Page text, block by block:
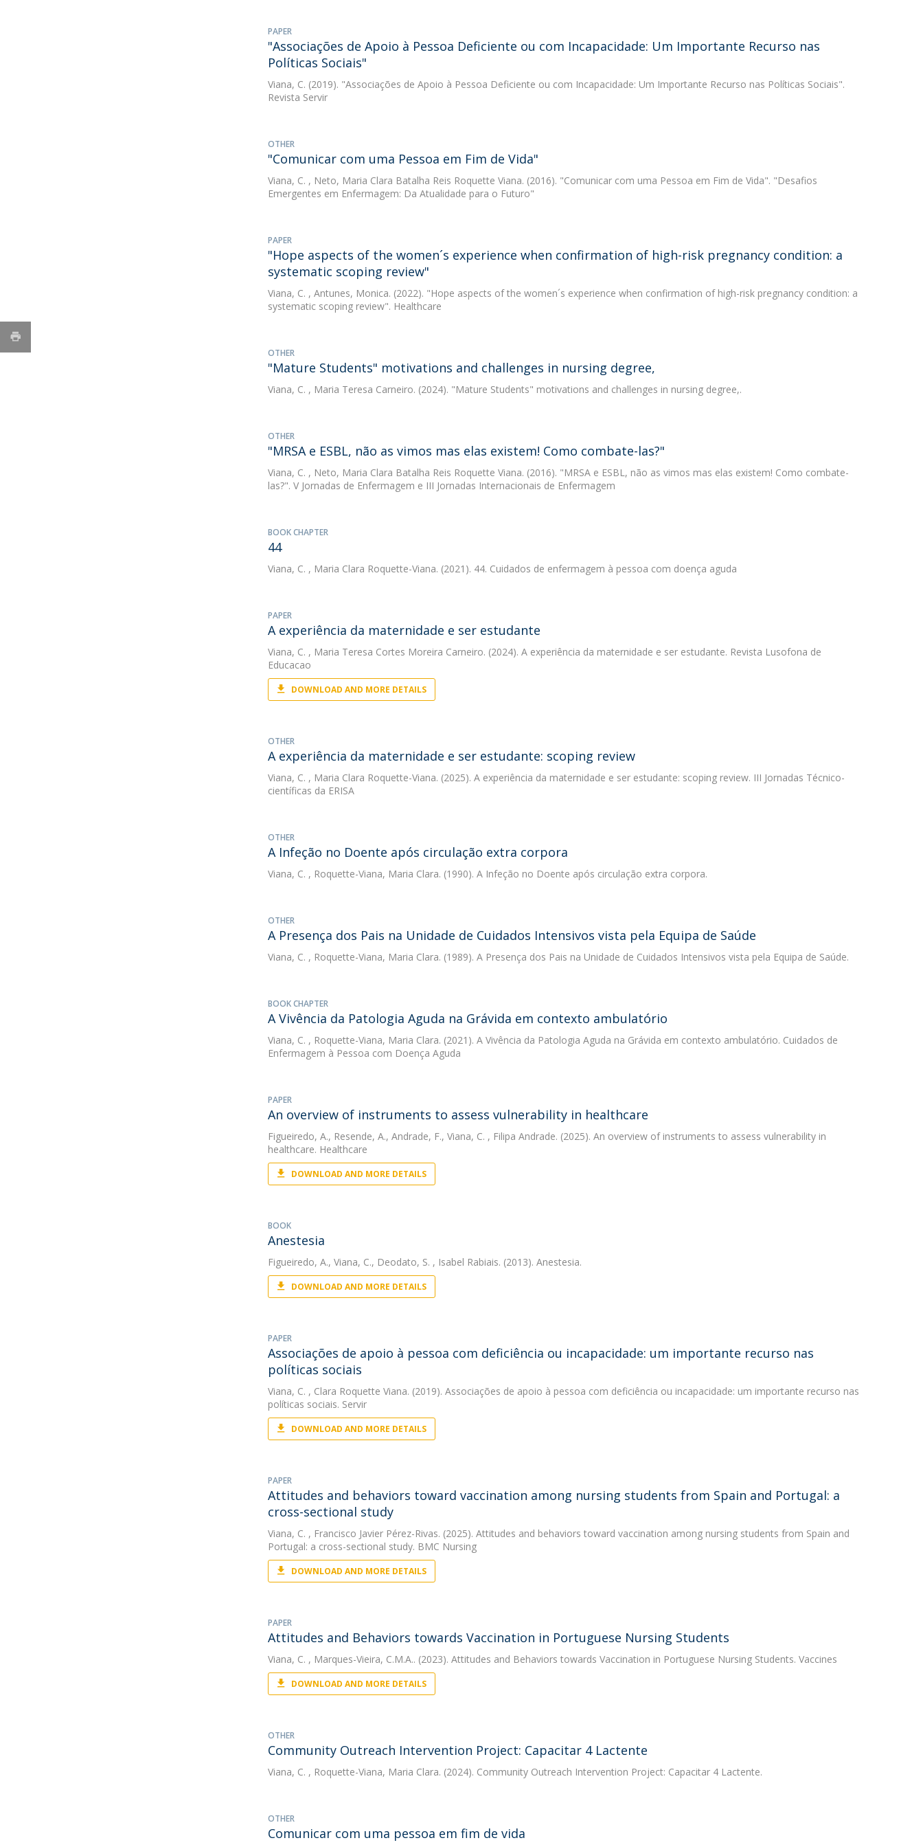
PAPER
"Associações de Apoio à Pessoa Deficiente ou com Incapacidade: Um Importante Recurso nas
Políticas Sociais"
Viana, C. (2019). "Associações de Apoio à Pessoa Deficiente ou com Incapacidade: Um Importante Recurso nas Políticas Sociais".
Revista Servir
OTHER
"Comunicar com uma Pessoa em Fim de Vida"
Viana, C. , Neto, Maria Clara Batalha Reis Roquette Viana. (2016). "Comunicar com uma Pessoa em Fim de Vida". "Desafios
Emergentes em Enfermagem: Da Atualidade para o Futuro"
PAPER
"Hope aspects of the women´s experience when confirmation of high-risk pregnancy condition: a
systematic scoping review"
Viana, C. , Antunes, Monica. (2022). "Hope aspects of the women´s experience when confirmation of high-risk pregnancy condition: a
systematic scoping review". Healthcare
OTHER
"Mature Students" motivations and challenges in nursing degree,
Viana, C. , Maria Teresa Carneiro. (2024). "Mature Students" motivations and challenges in nursing degree,.
OTHER
"MRSA e ESBL, não as vimos mas elas existem! Como combate-las?"
Viana, C. , Neto, Maria Clara Batalha Reis Roquette Viana. (2016). "MRSA e ESBL, não as vimos mas elas existem! Como combate-
las?". V Jornadas de Enfermagem e III Jornadas Internacionais de Enfermagem
BOOK CHAPTER
44
Viana, C. , Maria Clara Roquette-Viana. (2021). 44. Cuidados de enfermagem à pessoa com doença aguda
PAPER
A experiência da maternidade e ser estudante
Viana, C. , Maria Teresa Cortes Moreira Carneiro. (2024). A experiência da maternidade e ser estudante. Revista Lusofona de
Educacao
DOWNLOAD AND MORE DETAILS
OTHER
A experiência da maternidade e ser estudante: scoping review
Viana, C. , Maria Clara Roquette-Viana. (2025). A experiência da maternidade e ser estudante: scoping review. III Jornadas Técnico-
científicas da ERISA
OTHER
A Infeção no Doente após circulação extra corpora
Viana, C. , Roquette-Viana, Maria Clara. (1990). A Infeção no Doente após circulação extra corpora.
OTHER
A Presença dos Pais na Unidade de Cuidados Intensivos vista pela Equipa de Saúde
Viana, C. , Roquette-Viana, Maria Clara. (1989). A Presença dos Pais na Unidade de Cuidados Intensivos vista pela Equipa de Saúde.
BOOK CHAPTER
A Vivência da Patologia Aguda na Grávida em contexto ambulatório
Viana, C. , Roquette-Viana, Maria Clara. (2021). A Vivência da Patologia Aguda na Grávida em contexto ambulatório. Cuidados de
Enfermagem à Pessoa com Doença Aguda
PAPER
An overview of instruments to assess vulnerability in healthcare
Figueiredo, A., Resende, A., Andrade, F., Viana, C. , Filipa Andrade. (2025). An overview of instruments to assess vulnerability in
healthcare. Healthcare
DOWNLOAD AND MORE DETAILS
BOOK
Anestesia
Figueiredo, A., Viana, C., Deodato, S. , Isabel Rabiais. (2013). Anestesia.
DOWNLOAD AND MORE DETAILS
PAPER
Associações de apoio à pessoa com deficiência ou incapacidade: um importante recurso nas
políticas sociais
Viana, C. , Clara Roquette Viana. (2019). Associações de apoio à pessoa com deficiência ou incapacidade: um importante recurso nas
políticas sociais. Servir
DOWNLOAD AND MORE DETAILS
PAPER
Attitudes and behaviors toward vaccination among nursing students from Spain and Portugal: a
cross-sectional study
Viana, C. , Francisco Javier Pérez-Rivas. (2025). Attitudes and behaviors toward vaccination among nursing students from Spain and
Portugal: a cross-sectional study. BMC Nursing
DOWNLOAD AND MORE DETAILS
PAPER
Attitudes and Behaviors towards Vaccination in Portuguese Nursing Students
Viana, C. , Marques-Vieira, C.M.A.. (2023). Attitudes and Behaviors towards Vaccination in Portuguese Nursing Students. Vaccines
DOWNLOAD AND MORE DETAILS
OTHER
Community Outreach Intervention Project: Capacitar 4 Lactente
Viana, C. , Roquette-Viana, Maria Clara. (2024). Community Outreach Intervention Project: Capacitar 4 Lactente.
OTHER
Comunicar com uma pessoa em fim de vida